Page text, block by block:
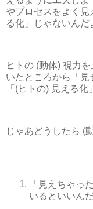
やプロセスをよく見
る化」じゃないんだ
ヒトの (動体) 視力
いたところから「
「(ヒトの) 見える
じゃあどうしたら (
「見えちゃっ
いるといいん